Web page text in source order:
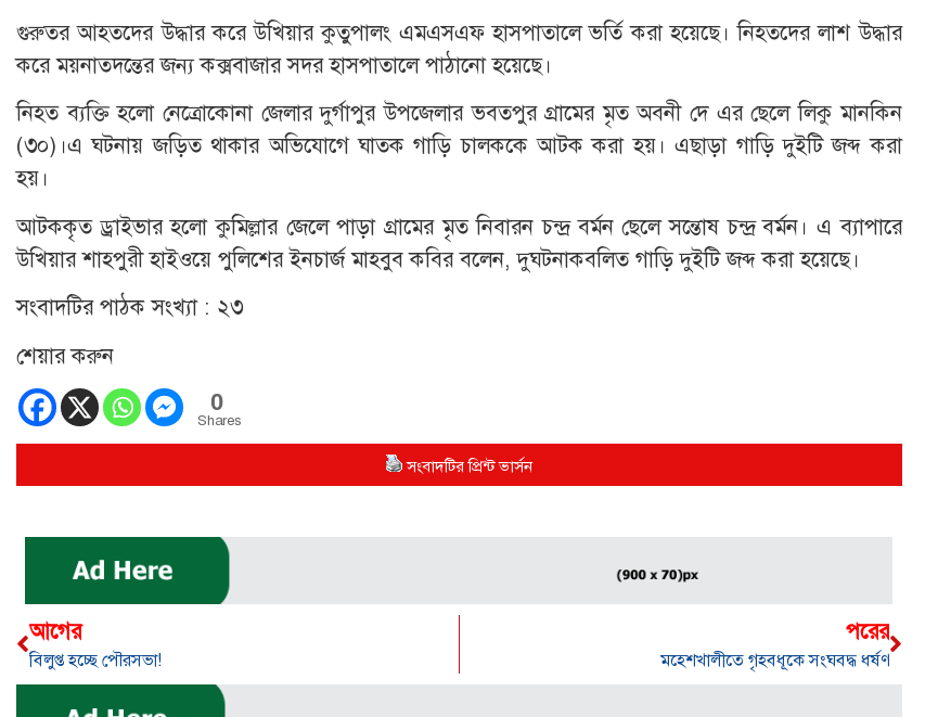
গুরুতর আহতদের উদ্ধার করে উখিয়ার কুতুপালং এমএসএফ হাসপাতালে ভর্তি করা হয়েছে। নিহতদের লাশ উদ্ধার
করে ময়নাতদন্তের জন্য কক্সবাজার সদর হাসপাতালে পাঠানো হয়েছে।
নিহত ব্যক্তি হলো নেত্রোকোনা জেলার দুর্গাপুর উপজেলার ভবতপুর গ্রামের মৃত অবনী দে এর ছেলে লিকু মানকিন
(৩০)।এ ঘটনায় জড়িত থাকার অভিযোগে ঘাতক গাড়ি চালককে আটক করা হয়। এছাড়া গাড়ি দুইটি জব্দ করা
হয়।
আটককৃত ড্রাইভার হলো কুমিল্লার জেলে পাড়া গ্রামের মৃত নিবারন চন্দ্র বর্মন ছেলে সন্তোষ চন্দ্র বর্মন। এ ব্যাপারে
উখিয়ার শাহপুরী হাইওয়ে পুলিশের ইনচার্জ মাহবুব কবির বলেন, দুঘটনাকবলিত গাড়ি দুইটি জব্দ করা হয়েছে।
সংবাদটির পাঠক সংখ্যা : ২৩
শেয়ার করুন
0
Shares
সংবাদটির প্রিন্ট ভার্সন
আগের
বিলুপ্ত হচ্ছে পৌরসভা!
পরের
মহেশখালীতে গৃহবধূকে সংঘবদ্ধ ধর্ষণ